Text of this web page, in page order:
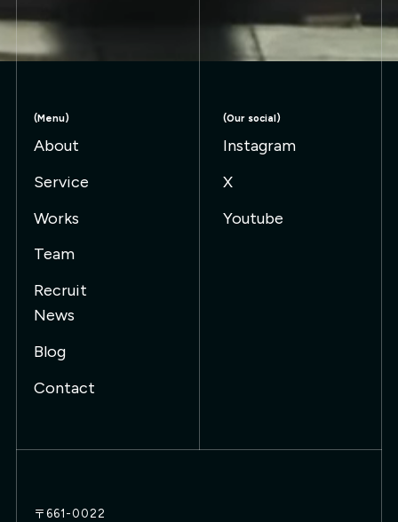
(Menu)
About
Service
Works
Team
Recruit
News
Blog
Contact
(Our social)
Instagram
X
Youtube
〒661-0022